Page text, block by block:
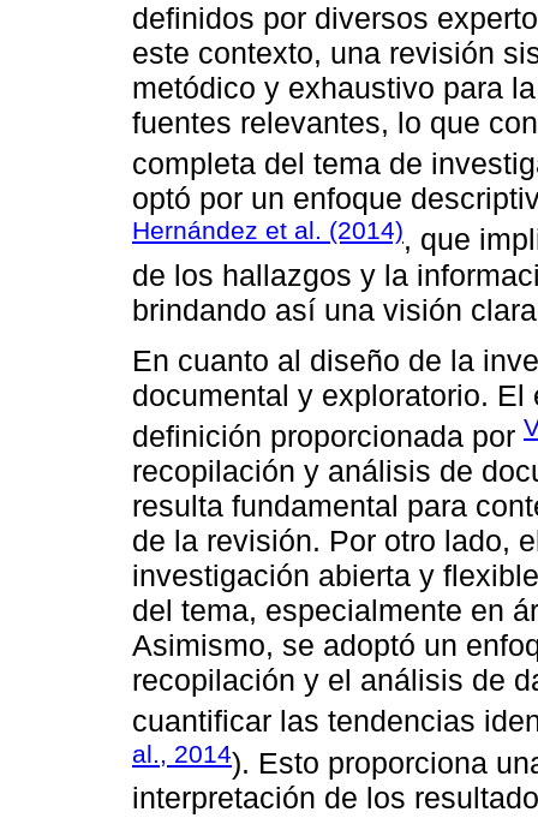
definidos por diversos
este contexto, una revisión
metódico y exhaustivo para
fuentes relevantes, lo que
completa del tema de
optó por un enfoque
Hernández et al. (2014), que
de los hallazgos y la
brindando así una visión
En cuanto al diseño de la
documental y exploratorio.
definición proporcionada por
recopilación y análisis de
resulta fundamental para
de la revisión. Por otro lado,
investigación abierta y
del tema, especialmente en
Asimismo, se adoptó un
recopilación y el análisis de
cuantificar las tendencias
al., 2014). Esto proporciona
interpretación de los